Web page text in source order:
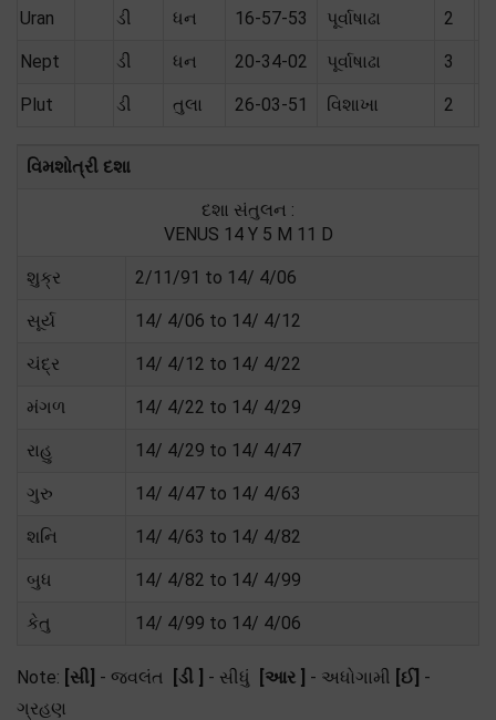
Uran ડી ધન 16-57-53 પૂર્વાષાઢા 2
Nept ડી ધન 20-34-02 પૂર્વાષાઢા 3
Plut ડી તુલા 26-03-51 વિશાખા 2
વિમશોત્રી દશા
દશા સંતુલન :
VENUS 14 Y 5 M 11 D
શુક્ર 2/11/91 to 14/ 4/06
સૂર્ય 14/ 4/06 to 14/ 4/12
ચંદ્ર 14/ 4/12 to 14/ 4/22
મંગળ 14/ 4/22 to 14/ 4/29
રાહુ 14/ 4/29 to 14/ 4/47
ગુરુ 14/ 4/47 to 14/ 4/63
શનિ 14/ 4/63 to 14/ 4/82
બુધ 14/ 4/82 to 14/ 4/99
કેતુ 14/ 4/99 to 14/ 4/06
Note: [સી] - જ્વલંત [ડી ] - સીધું [આર ] - અધોગામી [ઈ] -
ગ્રહણ